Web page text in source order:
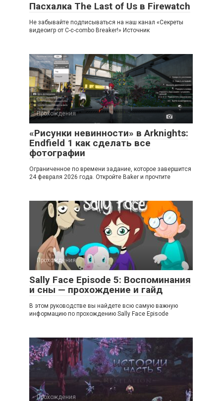
Пасхалка The Last of Us в Firewatch
Не забывайте подписываться на наш канал «Секреты
видеоигр от C-c-combo Breaker!» Источник
Прохождения
«Рисунки невинности» в Arknights:
Endfield 1 как сделать все
фотографии
Ограниченное по времени задание, которое завершится
24 февраля 2026 года. Откройте Baker и прочтите
Прохождения
Sally Face Episode 5: Воспоминания
и сны — прохождение и гайд
В этом руководстве вы найдете всю самую важную
информацию по прохождению Sally Face Episode
Прохождения